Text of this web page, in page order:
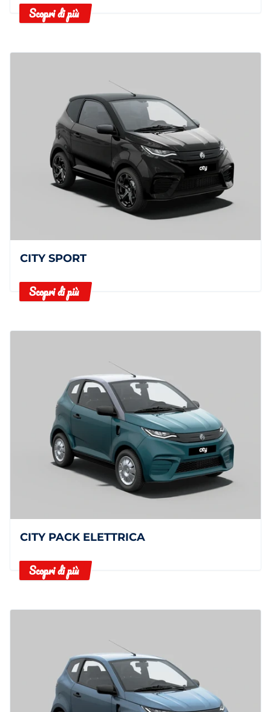
Scopri di più
CITY SPORT
Scopri di più
CITY PACK ELETTRICA
Scopri di più